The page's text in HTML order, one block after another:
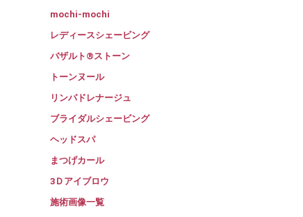
mochi-mochi
レディースシェービング
バザルト®ストーン
トーンヌール
リンパドレナージュ
ブライダルシェービング
ヘッドスパ
まつげカール
3Ｄアイブロウ
施術画像一覧